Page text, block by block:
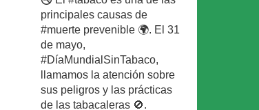
principales causas de
#muerte prevenible 🌍. El 31
de mayo,
#DíaMundialSinTabaco,
llamamos la atención sobre
sus peligros y las prácticas
de las tabacaleras 🚫.